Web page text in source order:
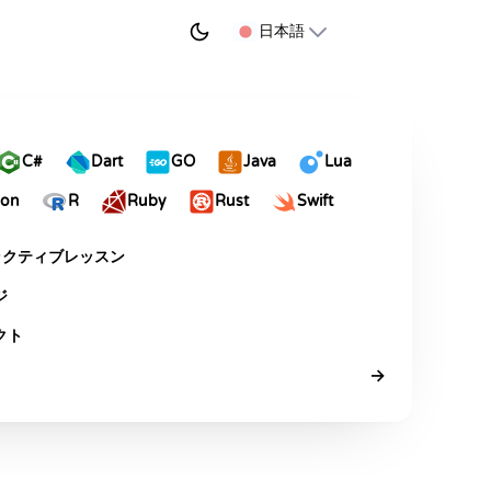
日本語
C# Dart GO Java Lua
R Ruby Rust Swift
ティブレッスン
ト
→